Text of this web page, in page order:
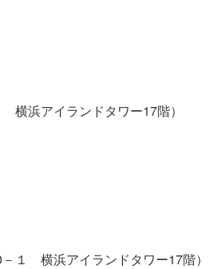
浜アイランドタワー17階）
１ 横浜アイランドタワー17階）